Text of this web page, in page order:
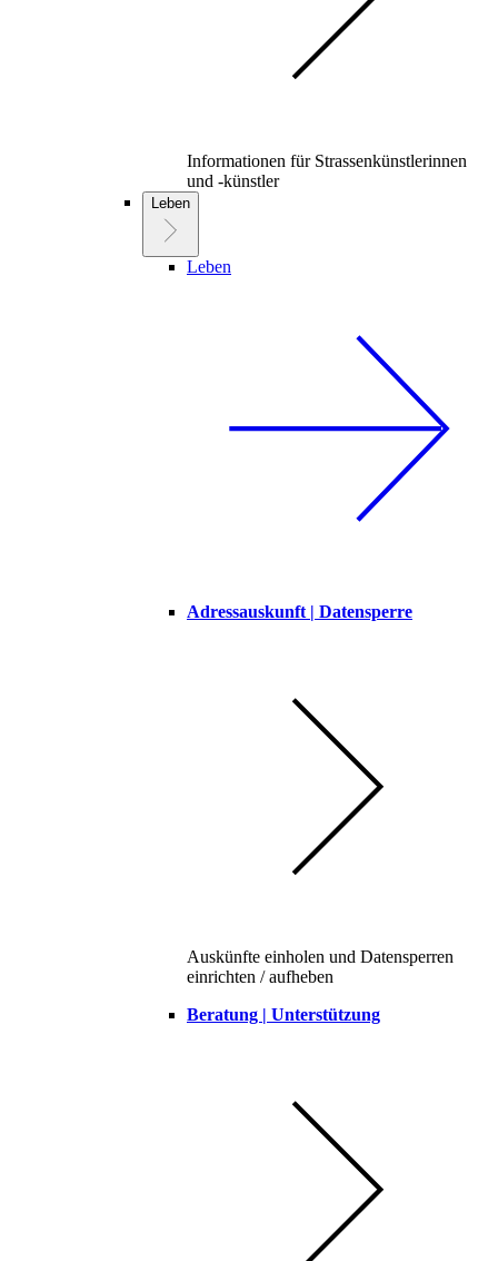
Informationen für Strassenkünstlerinnen
und -künstler
Leben
Leben
Adressauskunft | Datensperre
Auskünfte einholen und Datensperren
einrichten / aufheben
Beratung | Unterstützung